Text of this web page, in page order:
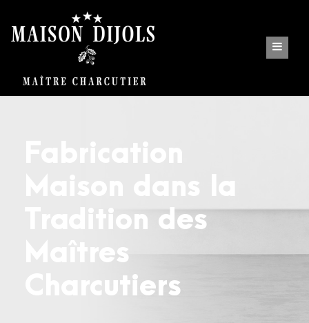
Maison dans la
Tradition des
Maîtres
Charcutiers